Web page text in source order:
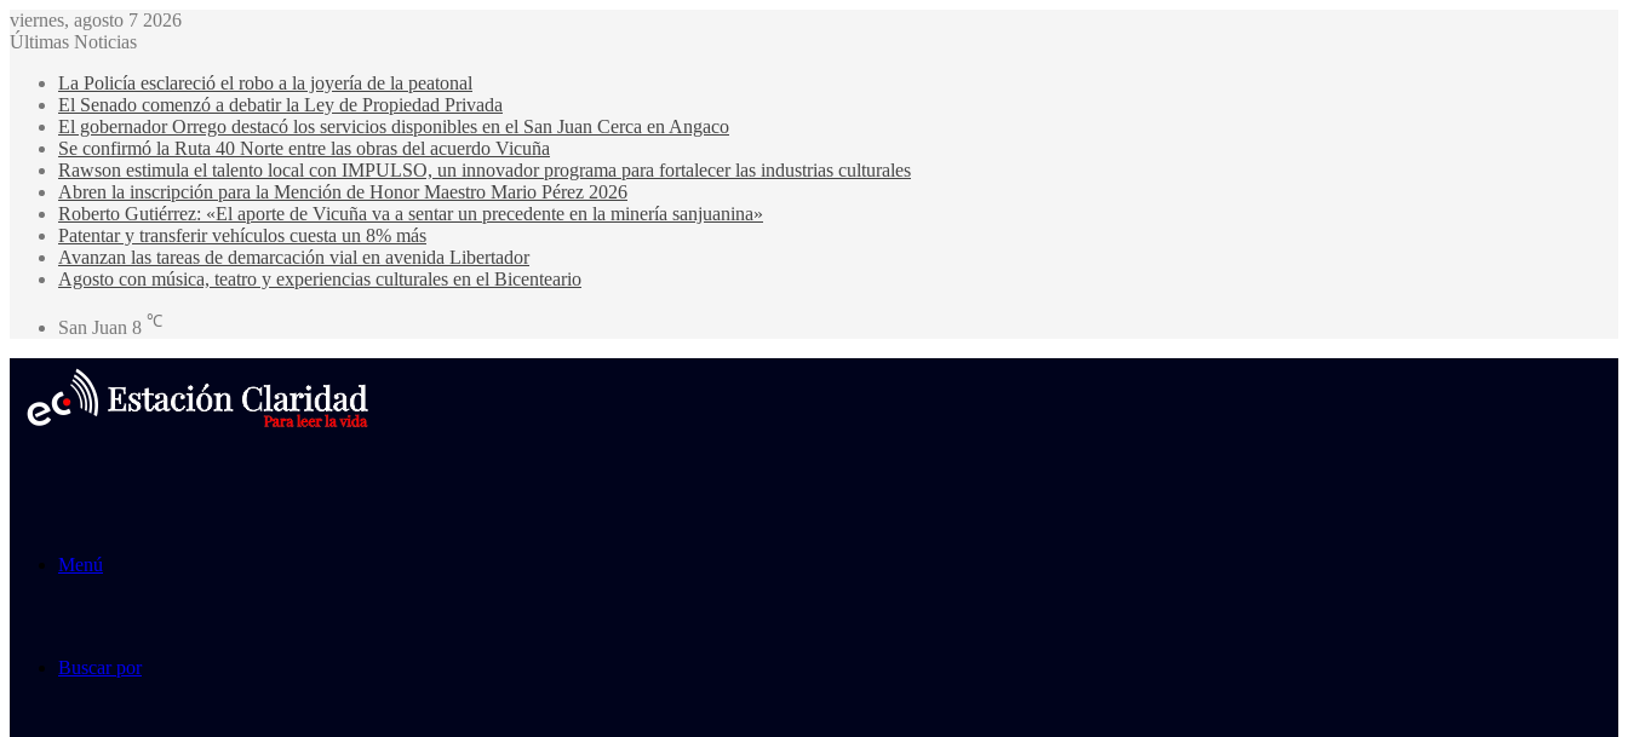
viernes, agosto 7 2026
Últimas Noticias
La Policía esclareció el robo a la joyería de la peatonal
El Senado comenzó a debatir la Ley de Propiedad Privada
El gobernador Orrego destacó los servicios disponibles en el San Juan Cerca en Angaco
Se confirmó la Ruta 40 Norte entre las obras del acuerdo Vicuña
Rawson estimula el talento local con IMPULSO, un innovador programa para fortalecer las industrias culturales
Abren la inscripción para la Mención de Honor Maestro Mario Pérez 2026
Roberto Gutiérrez: «El aporte de Vicuña va a sentar un precedente en la minería sanjuanina»
Patentar y transferir vehículos cuesta un 8% más
Avanzan las tareas de demarcación vial en avenida Libertador
Agosto con música, teatro y experiencias culturales en el Bicenteario
San Juan 8 ℃
Menú
Buscar por